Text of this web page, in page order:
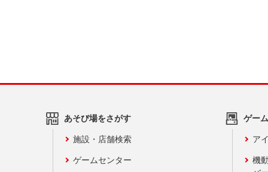
あそび場をさがす
施設・店舗検索
ゲームセンター
ゲー
ア
機